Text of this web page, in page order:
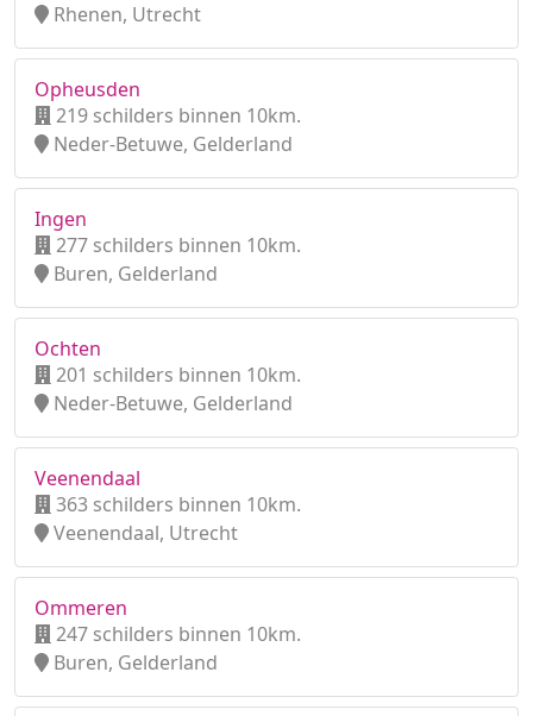
Rhenen, Utrecht
Opheusden
219 schilders binnen 10km.
Neder-Betuwe, Gelderland
Ingen
277 schilders binnen 10km.
Buren, Gelderland
Ochten
201 schilders binnen 10km.
Neder-Betuwe, Gelderland
Veenendaal
363 schilders binnen 10km.
Veenendaal, Utrecht
Ommeren
247 schilders binnen 10km.
Buren, Gelderland